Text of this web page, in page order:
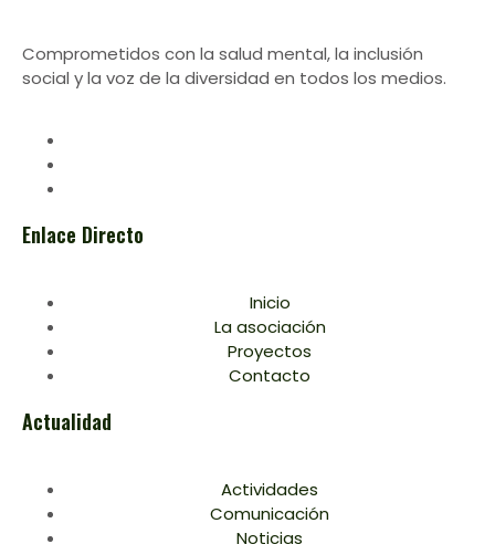
Comprometidos con la salud mental, la inclusión
social y la voz de la diversidad en todos los medios.
Enlace Directo
Inicio
La asociación
Proyectos
Contacto
Actualidad
Actividades
Comunicación
Noticias